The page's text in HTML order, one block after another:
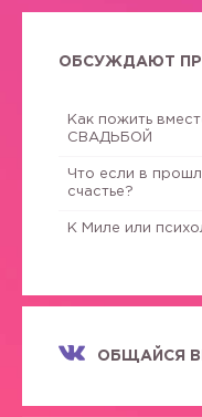
ОБСУЖДАЮТ
Как пожить
СВАДЬБОЙ
Что если в
счастье?
К Миле или
ОБЩАЙСЯ